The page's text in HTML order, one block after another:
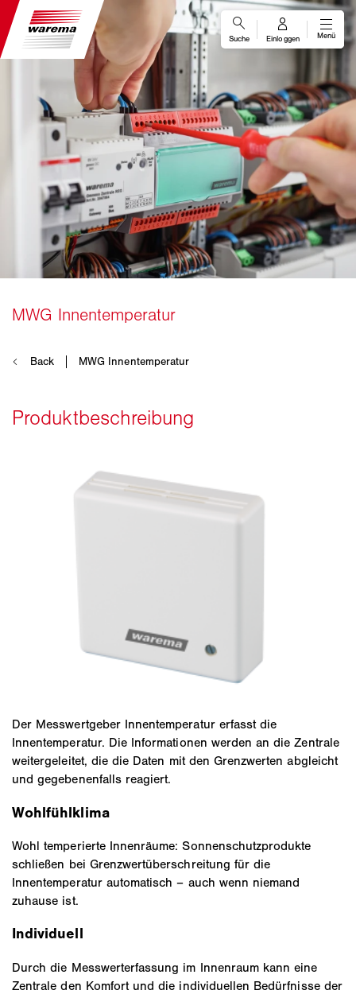
Der Messwertgeber Innentemperatur erfasst die
Innentemperatur. Die Informationen werden an die Zentrale
weitergeleitet, die die Daten mit den Grenzwerten abgleicht
und gegebenenfalls reagiert.
Wohlfühlklima
Wohl temperierte Innenräume: Sonnenschutzprodukte
schließen bei Grenzwertüberschreitung für die
Innentemperatur automatisch – auch wenn niemand
zuhause ist.
Individuell
Durch die Messwerterfassung im Innenraum kann eine
Zentrale den Komfort und die individuellen Bedürfnisse der